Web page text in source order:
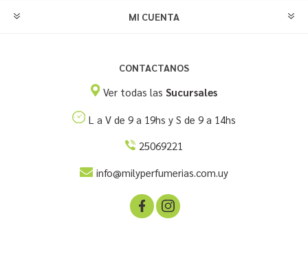
MI CUENTA
CONTACTANOS
Ver todas las Sucursales
L a V de 9 a 19hs y S de 9 a 14hs
25069221
info@milyperfumerias.com.uy